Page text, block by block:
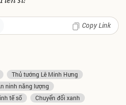
Copy Link
Thủ tướng Lê Minh Hưng
ninh năng lượng
tế số
Chuyển đổi xanh